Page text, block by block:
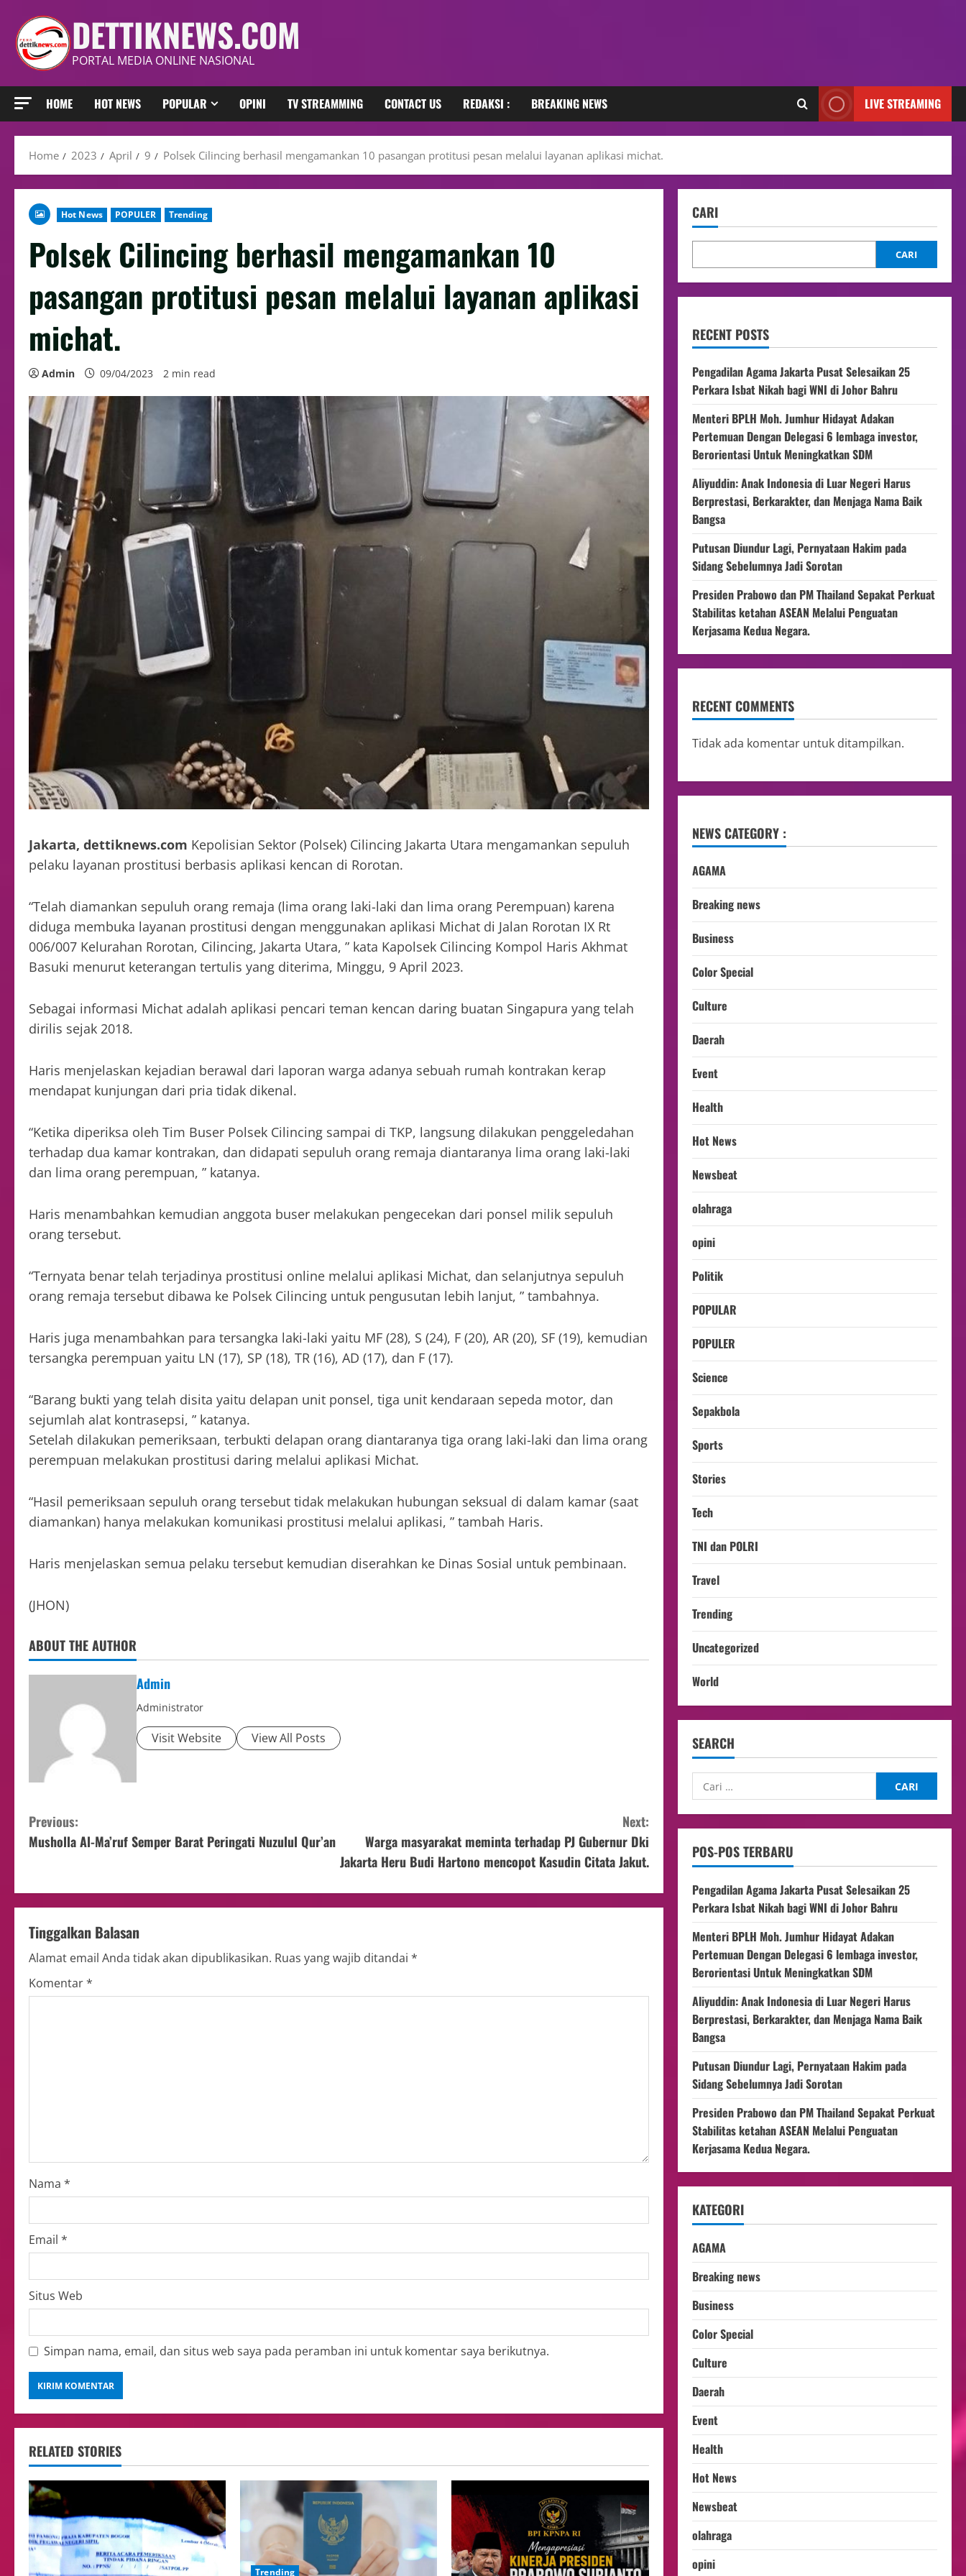
DETTIKNEWS.COM
PORTAL MEDIA ONLINE NASIONAL
HOME HOT NEWS POPULAR OPINI TV STREAMMING CONTACT US REDAKSI : BREAKING NEWS LIVE STREAMING
Home 2023 April 9 Polsek Cilincing berhasil mengamankan 10 pasangan protitusi pesan melalui layanan aplikasi michat.
Hot News POPULER Trending
Polsek Cilincing berhasil mengamankan 10
pasangan protitusi pesan melalui layanan aplikasi
michat.
Admin 09/04/2023 2 min read
Jakarta, dettiknews.com Kepolisian Sektor (Polsek) Cilincing Jakarta Utara mengamankan sepuluh
pelaku layanan prostitusi berbasis aplikasi kencan di Rorotan.
“Telah diamankan sepuluh orang remaja (lima orang laki-laki dan lima orang Perempuan) karena
diduga membuka layanan prostitusi dengan menggunakan aplikasi Michat di Jalan Rorotan IX Rt
006/007 Kelurahan Rorotan, Cilincing, Jakarta Utara, ” kata Kapolsek Cilincing Kompol Haris Akhmat
Basuki menurut keterangan tertulis yang diterima, Minggu, 9 April 2023.
Sebagai informasi Michat adalah aplikasi pencari teman kencan daring buatan Singapura yang telah
dirilis sejak 2018.
Haris menjelaskan kejadian berawal dari laporan warga adanya sebuah rumah kontrakan kerap
mendapat kunjungan dari pria tidak dikenal.
“Ketika diperiksa oleh Tim Buser Polsek Cilincing sampai di TKP, langsung dilakukan penggeledahan
terhadap dua kamar kontrakan, dan didapati sepuluh orang remaja diantaranya lima orang laki-laki
dan lima orang perempuan, ” katanya.
Haris menambahkan kemudian anggota buser melakukan pengecekan dari ponsel milik sepuluh
orang tersebut.
“Ternyata benar telah terjadinya prostitusi online melalui aplikasi Michat, dan selanjutnya sepuluh
orang remaja tersebut dibawa ke Polsek Cilincing untuk pengusutan lebih lanjut, ” tambahnya.
Haris juga menambahkan para tersangka laki-laki yaitu MF (28), S (24), F (20), AR (20), SF (19), kemudian
tersangka perempuan yaitu LN (17), SP (18), TR (16), AD (17), dan F (17).
“Barang bukti yang telah disita yaitu delapan unit ponsel, tiga unit kendaraan sepeda motor, dan
sejumlah alat kontrasepsi, ” katanya.
Setelah dilakukan pemeriksaan, terbukti delapan orang diantaranya tiga orang laki-laki dan lima orang
perempuan melakukan prostitusi daring melalui aplikasi Michat.
“Hasil pemeriksaan sepuluh orang tersebut tidak melakukan hubungan seksual di dalam kamar (saat
diamankan) hanya melakukan komunikasi prostitusi melalui aplikasi, ” tambah Haris.
Haris menjelaskan semua pelaku tersebut kemudian diserahkan ke Dinas Sosial untuk pembinaan.
(JHON)
ABOUT THE AUTHOR
Admin
Administrator
Visit Website View All Posts
Previous:
Musholla Al-Ma’ruf Semper Barat Peringati Nuzulul Qur’an
Next:
Warga masyarakat meminta terhadap PJ Gubernur Dki
Jakarta Heru Budi Hartono mencopot Kasudin Citata Jakut.
Tinggalkan Balasan
Alamat email Anda tidak akan dipublikasikan. Ruas yang wajib ditandai *
Komentar*
Nama *
Email *
Situs Web
Simpan nama, email, dan situs web saya pada peramban ini untuk komentar saya berikutnya.
RELATED STORIES
Trending
CARI
CARI
RECENT POSTS
Pengadilan Agama Jakarta Pusat Selesaikan 25
Perkara Isbat Nikah bagi WNI di Johor Bahru
Menteri BPLH Moh. Jumhur Hidayat Adakan
Pertemuan Dengan Delegasi 6 lembaga investor,
Berorientasi Untuk Meningkatkan SDM
Aliyuddin: Anak Indonesia di Luar Negeri Harus
Berprestasi, Berkarakter, dan Menjaga Nama Baik
Bangsa
Putusan Diundur Lagi, Pernyataan Hakim pada
Sidang Sebelumnya Jadi Sorotan
Presiden Prabowo dan PM Thailand Sepakat Perkuat
Stabilitas ketahan ASEAN Melalui Penguatan
Kerjasama Kedua Negara.
RECENT COMMENTS
Tidak ada komentar untuk ditampilkan.
NEWS CATEGORY :
AGAMA
Breaking news
Business
Color Special
Culture
Daerah
Event
Health
Hot News
Newsbeat
olahraga
opini
Politik
POPULAR
POPULER
Science
Sepakbola
Sports
Stories
Tech
TNI dan POLRI
Travel
Trending
Uncategorized
World
SEARCH
POS-POS TERBARU
Pengadilan Agama Jakarta Pusat Selesaikan 25
Perkara Isbat Nikah bagi WNI di Johor Bahru
Menteri BPLH Moh. Jumhur Hidayat Adakan
Pertemuan Dengan Delegasi 6 lembaga investor,
Berorientasi Untuk Meningkatkan SDM
Aliyuddin: Anak Indonesia di Luar Negeri Harus
Berprestasi, Berkarakter, dan Menjaga Nama Baik
Bangsa
Putusan Diundur Lagi, Pernyataan Hakim pada
Sidang Sebelumnya Jadi Sorotan
Presiden Prabowo dan PM Thailand Sepakat Perkuat
Stabilitas ketahan ASEAN Melalui Penguatan
Kerjasama Kedua Negara.
KATEGORI
AGAMA
Breaking news
Business
Color Special
Culture
Daerah
Event
Health
Hot News
Newsbeat
olahraga
opini